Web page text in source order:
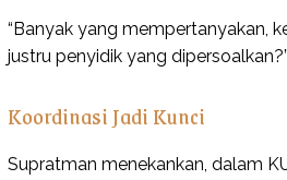
“Banyak yang mempertanyakan,
justru penyidik yang
Koordinasi Jadi Kunci
Supratman menekankan, dalam